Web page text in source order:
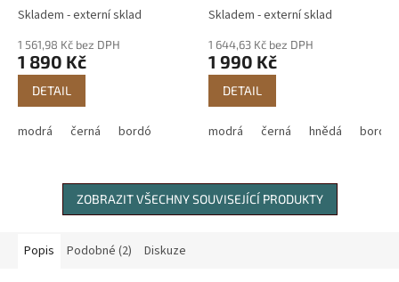
Průměrné
produktu
je
hvězdiček.
Skladem - externí sklad
1 561,98 Kč bez DPH
1 890 Kč
DETAIL
modrá černá bordó
Průměrné
produktu
je
hvězdiček.
Skladem - externí sklad
1 644,63 Kč bez DPH
1 990 Kč
DETAIL
modrá černá hnědá bordó
ZOBRAZIT VŠECHNY SOUVISEJÍCÍ PRODUKTY
Popis Podobné (2) Diskuze